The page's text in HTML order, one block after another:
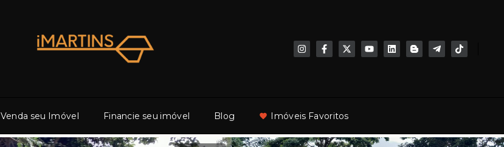
Venda seu Imóvel Financie seu imóvel Blog Imóveis Favoritos